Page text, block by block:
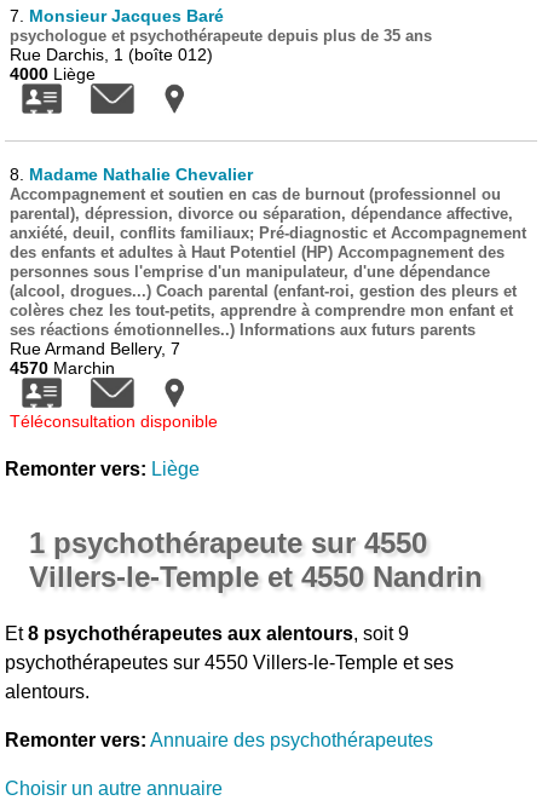
7. Monsieur Jacques Baré
psychologue et psychothérapeute depuis plus de 35 ans
Rue Darchis, 1 (boîte 012)
4000 Liège
8. Madame Nathalie Chevalier
Accompagnement et soutien en cas de burnout (professionnel ou
parental), dépression, divorce ou séparation, dépendance affective,
anxiété, deuil, conflits familiaux; Pré-diagnostic et Accompagnement
des enfants et adultes à Haut Potentiel (HP) Accompagnement des
personnes sous l'emprise d'un manipulateur, d'une dépendance
(alcool, drogues...) Coach parental (enfant-roi, gestion des pleurs et
colères chez les tout-petits, apprendre à comprendre mon enfant et
ses réactions émotionnelles..) Informations aux futurs parents
Rue Armand Bellery, 7
4570 Marchin
Téléconsultation disponible
Remonter vers: Liège
1 psychothérapeute sur 4550
Villers-le-Temple et 4550 Nandrin
Et8 psychothérapeutes aux alentours, soit 9
psychothérapeutes sur 4550 Villers-le-Temple et ses
alentours.
Remonter vers: Annuaire des psychothérapeutes
Choisir un autre annuaire